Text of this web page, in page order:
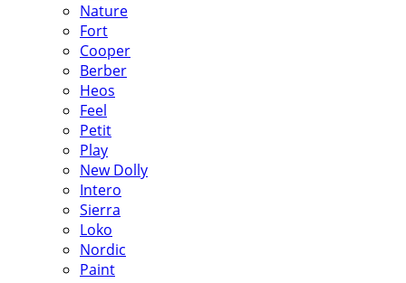
Nature
Fort
Cooper
Berber
Heos
Feel
Petit
Play
New Dolly
Intero
Sierra
Loko
Nordic
Paint